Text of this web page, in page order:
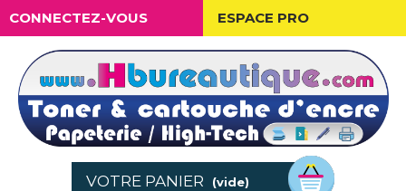
CONNECTEZ-VOUS ESPACE PRO
VOTRE PANIER (vide)